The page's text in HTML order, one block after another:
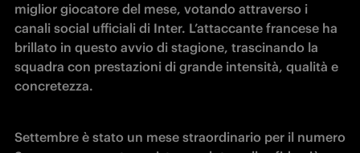
miglior giocatore del mese, votando attraverso i
canali social ufficiali di Inter. L’attaccante francese ha
brillato in questo avvio di stagione, trascinando la
squadra con prestazioni di grande intensità, qualità e
concretezza.
Settembre è stato un mese straordinario per il numero